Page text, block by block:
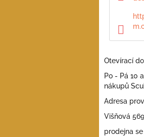
Otevírací
Po - Pá 10
nákupů
Adresa
Višňová
prodejna